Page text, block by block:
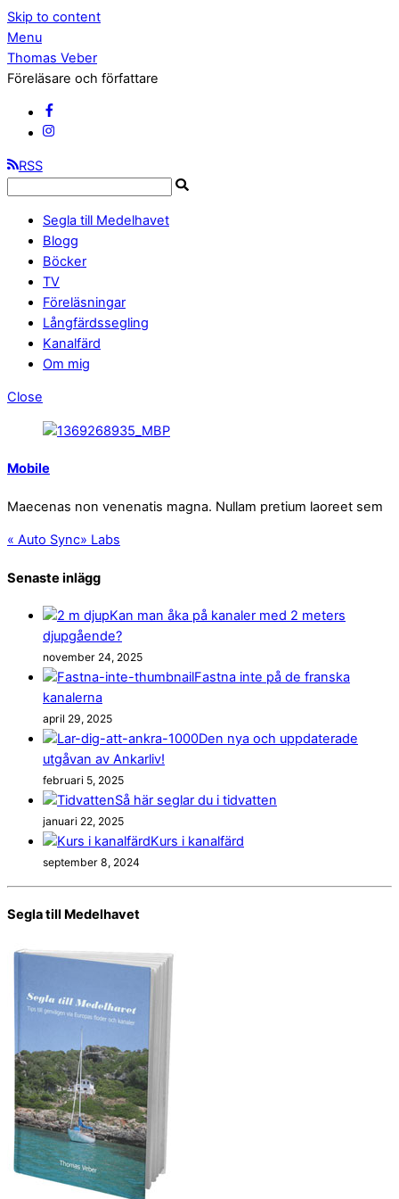
Skip to content
Menu
Thomas Veber
Föreläsare och författare
RSS
Segla till Medelhavet
Blogg
Böcker
TV
Föreläsningar
Långfärdssegling
Kanalfärd
Om mig
Close
Mobile
Maecenas non venenatis magna. Nullam pretium laoreet sem
« Auto Sync» Labs
Senaste inlägg
Kan man åka på kanaler med 2 meters
djupgående?
november 24, 2025
Fastna inte på de franska
kanalerna
april 29, 2025
Den nya och uppdaterade
utgåvan av Ankarliv!
februari 5, 2025
Så här seglar du i tidvatten
januari 22, 2025
Kurs i kanalfärd
september 8, 2024
Segla till Medelhavet